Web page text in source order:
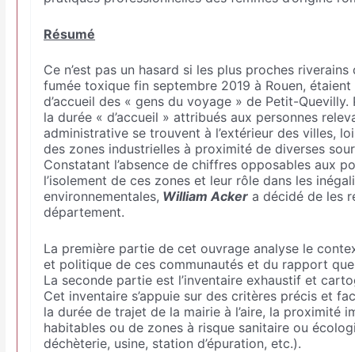
Résumé
Ce n’est pas un hasard si les plus proches
fumée toxique fin septembre 2019 à Rouen, étaient
d’accueil des « gens du voyage » de Petit-
la durée « d’accueil » attribués aux personnes
administrative se trouvent à l’extérieur des villes,
des zones industrielles à proximité de diverses
Constatant l’absence de chiffres opposables aux
l’isolement de ces zones et leur rôle dans les
environnementales, William Acker a décidé de les
département.
La première partie de cet ouvrage analyse le
et politique de ces communautés et du rapport
La seconde partie est l’inventaire exhaustif et
Cet inventaire s’appuie sur des critères précis et
la durée de trajet de la mairie à l’aire, la proximité
habitables ou de zones à risque sanitaire ou
déchèterie, usine, station d’épuration, etc.).